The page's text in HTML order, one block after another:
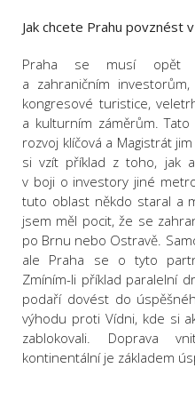
Jak chcete Prahu povznést
Praha se musí opět
a zahraničním
kongresové turistice,
a kulturním záměrům.
rozvoj klíčová a Magistrát
si vzít příklad z toho, jak
v boji o investory jiné
tuto oblast někdo staral a
jsem měl pocit, že se
po Brnu nebo Ostravě.
ale Praha se o tyto
Zmíním-li příklad paralelní
podaří dovést do
výhodu proti Vídni, kde si
zablokovali. Doprava
kontinentální je základem